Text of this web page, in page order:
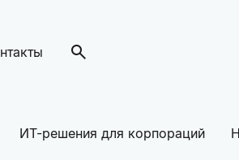
ИТ-решения для корпораций